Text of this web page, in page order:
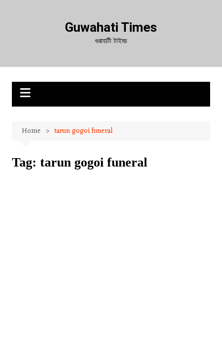
Guwahati Times
গুৱাহাটী টাইমচ
Home tarun gogoi funeral
Tag: tarun gogoi funeral